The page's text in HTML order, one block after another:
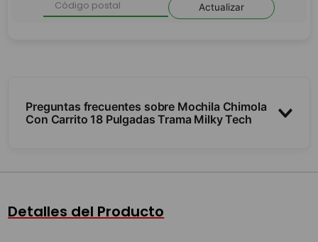
Actualizar
Preguntas frecuentes sobre Mochila Chimola
Con Carrito 18 Pulgadas Trama Milky Tech
Detalles del Producto